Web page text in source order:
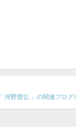
「 河野貴弘 」の関連ブログ